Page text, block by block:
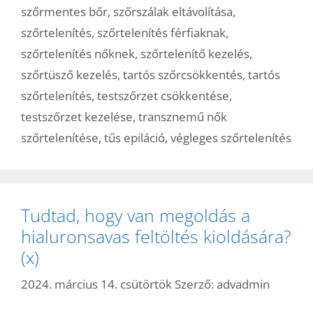
szőrmentes bőr, szőrszálak eltávolítása,
szőrtelenítés, szőrtelenítés férfiaknak,
szőrtelenítés nőknek, szőrtelenítő kezelés,
szőrtüsző kezelés, tartós szőrcsökkentés, tartós
szőrtelenítés, testszőrzet csökkentése,
testszőrzet kezelése, transznemű nők
szőrtelenítése, tűs epiláció, végleges szőrtelenítés
Tudtad, hogy van megoldás a
hialuronsavas feltöltés kioldására?
(x)
2024. március 14. csütörtök Szerző: advadmin